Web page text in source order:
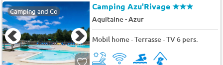
Camping and Co Camping Azu'Rivage★★★
Aquitaine-Azur
Mobil home - Terrasse - TV 6 pers.